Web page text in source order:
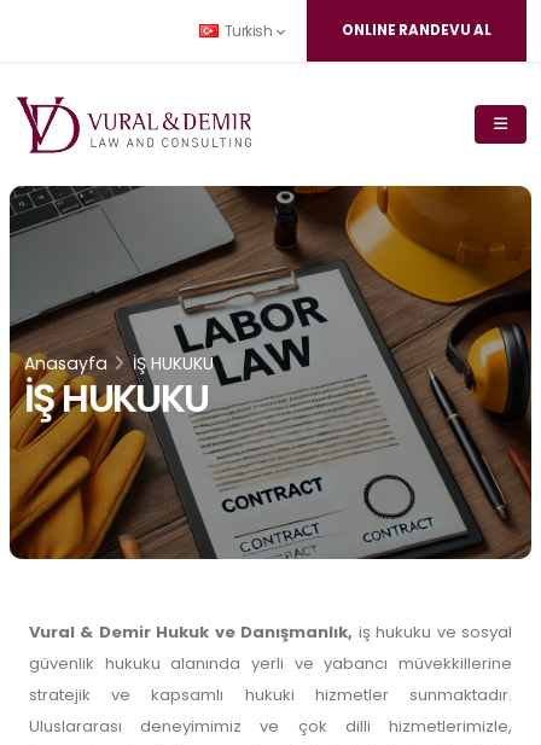
Turkish ONLINE RANDEVU AL
Anasayfa İŞ HUKUKU
İŞ HUKUKU
Vural & Demir Hukuk ve Danışmanlık, iş hukuku ve sosyal
güvenlik hukuku alanında yerli ve yabancı müvekkillerine
stratejik ve kapsamlı hukuki hizmetler sunmaktadır.
Uluslararası deneyimimiz ve çok dilli hizmetlerimizle,